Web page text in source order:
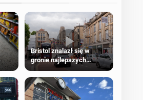
Bristol znalazł się w
gronie najlepszych
kierunków podróży na
świecie